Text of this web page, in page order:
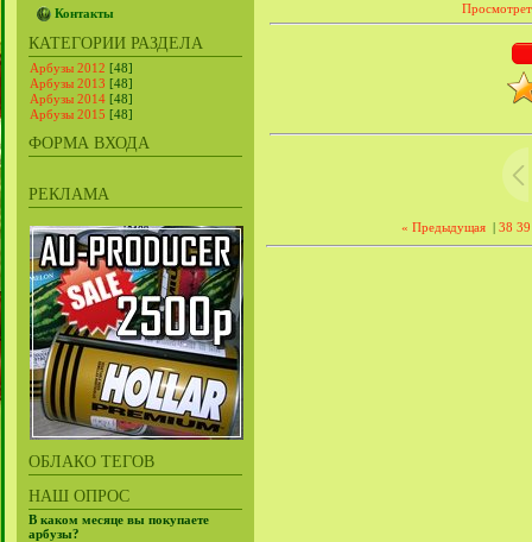
Контакты
КАТЕГОРИИ РАЗДЕЛА
Арбузы 2012 [48]
Арбузы 2013 [48]
Арбузы 2014 [48]
Арбузы 2015 [48]
ФОРМА ВХОДА
РЕКЛАМА
ОБЛАКО ТЕГОВ
НАШ ОПРОС
В каком месяце вы покупаете
арбузы?
« Предыдущая | 38 39